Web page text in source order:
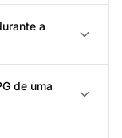
a
de uma